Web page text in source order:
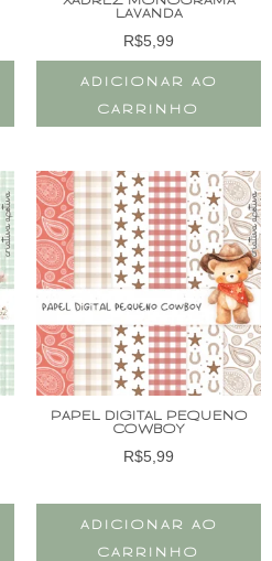
LAVANDA
R$5,99
ADICIONAR AO
CARRINHO
PAPEL DIGITAL PEQUENO
COWBOY
R$5,99
ADICIONAR AO
CARRINHO